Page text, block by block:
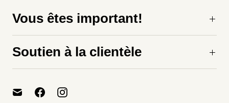
Vous êtes important!
Soutien à la clientèle